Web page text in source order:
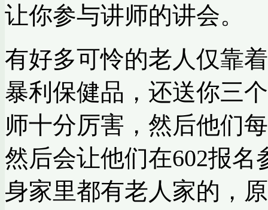
让你参与讲师的讲会。
有好多可怜的老人仅靠
暴利 保健品 ，还送你三
师十分厉害，然后他们
然后会让他们在602报
身家里都有老人家的，